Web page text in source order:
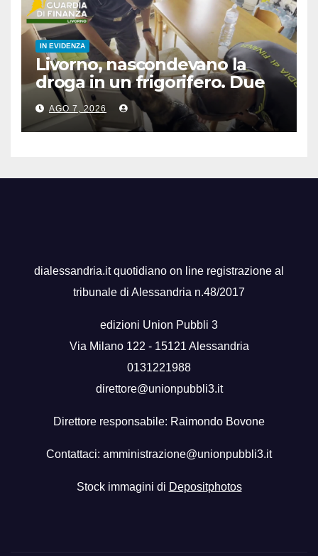
IN EVIDENZA
Livorno, nascondevano la
droga in un frigorifero. Due
arresti
AGO 7, 2026
dialessandria.it quotidiano on line registrazione al
tribunale di Alessandria n.48/2017
edizioni Union Pubbli 3
Via Milano 122 - 15121 Alessandria
0131221988
direttore@unionpubbli3.it
Direttore responsabile: Raimondo Bovone
Contattaci: amministrazione@unionpubbli3.it
Stock immagini di Depositphotos